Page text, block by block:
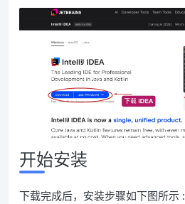
开始安装
下载完成后，安装步骤如下图所示 :